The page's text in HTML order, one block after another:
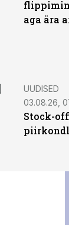
aga ära
UUDISED
03.08.26,
Stock-